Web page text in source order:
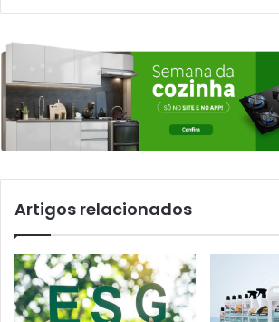
Artigos relacionados